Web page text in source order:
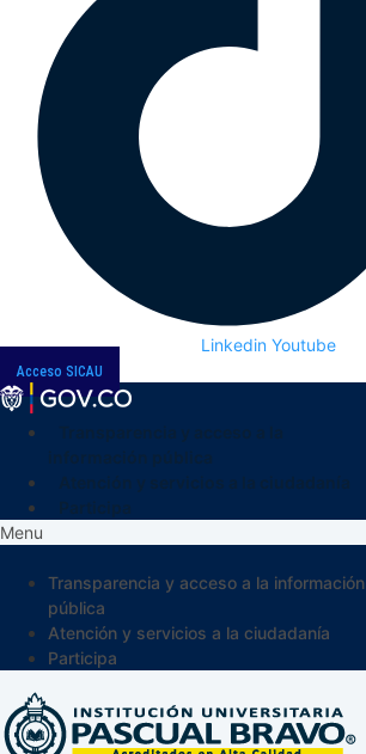
Linkedin Youtube
Acceso SICAU
Menu
Transparencia y acceso a la información
pública
Atención y servicios a la ciudadanía
Participa